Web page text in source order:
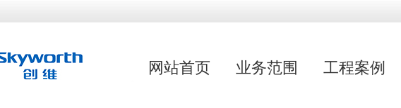
网站首页 业务范围 工程案例